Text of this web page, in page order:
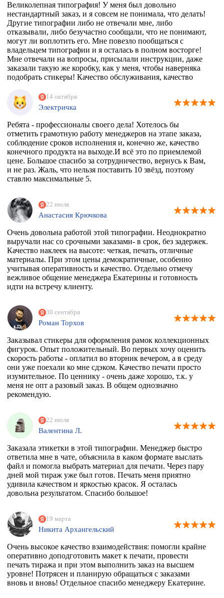
Великолепная типография! У меня был довольно
нестандартный заказ, и я совсем не понимала, что делать!
Другие типографии либо не отвечали мне, либо
отказывали, либо безучастно сообщали, что не понимают,
могут ли воплотить его. Мне повезло пообщаться с
владельцем типографии и я осталась в полном восторге!
Мне отвечали на вопросы, присылали инструкции, даже
заказали такую же коробку, как у меня, чтобы наверняка
подобрать стикеры! Качество обслуживания, качество
14 октября
Электричка
Ребята - профессионалы своего дела! Хотелось бы
отметить грамотную работу менеджеров на этапе заказа,
соблюдение сроков исполнения и, конечно же, качество
конечного продукта на выходе.И всё это по приемлемой
цене. Большое спасибо за сотрудничество, вернусь к Вам,
и не раз. Жаль, что нельзя поставить 10 звёзд, поэтому
ставлю максимальные 5.
22 июля
Анастасия Крючкова
Очень довольна работой этой типографии. Неоднократно
выручали нас со срочными заказами- в срок, без задержек.
Качество наклеек на высоте: четкая, печать, отличные
материалы. При этом цены демократичные, особенно
учитывая оперативность и качество. Отдельно отмечу
вежливое общение менеджера Екатерины и готовность
идти на встречу клиенту.
30 сентября
Роман Торхов
Заказывал стикеры для оформления рамок коллекционных
фигурок. Опыт положительный. Во первых хочу оценить
скорость работы - оплатил во вторник вечером, а в среду
они уже поехали ко мне сдэком. Качество печати просто
изумительное. По ценнику - очень даже хорошо, т.к. у
меня не опт а разовый заказ. В общем однозначно
рекомендую.
22 июля
Валентина Л.
Заказала этикетки в этой типографии. Менеджер быстро
ответила мне в чате, объяснила в каком формате выслать
файл и помогла выбрать материал для печати. Через пару
дней мой тираж уже был готов. Печать меня приятно
удивила качеством и яркостью красок. Я осталась
довольна результатом. Спасибо большое!
19 марта
Никита Архангельский
Очень высокое качество взаимодействия: помогли крайне
оперативно доподготовить макет к печати, провести
печать тиража и при этом выполнить заказ на высшем
уровне! Потрясен и планирую обращаться с заказами
вновь и вновь! Отдельное спасибо менеджеру Екатерине.